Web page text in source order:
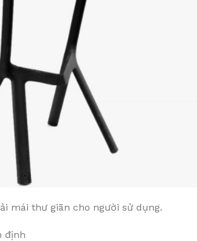
mái thư giãn cho người sử dụng.
định